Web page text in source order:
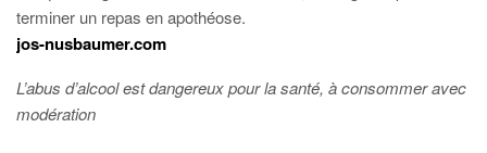
terminer un repas en apothéose.
jos-nusbaumer.com
L’abus d’alcool est dangereux pour la santé, à consommer avec
modération